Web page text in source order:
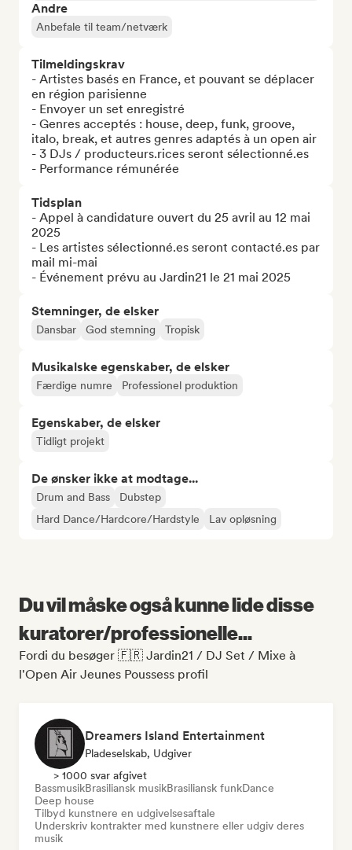
Andre
Anbefale til team/netværk
Tilmeldingskrav
- Artistes basés en France, et pouvant se déplacer
en région parisienne
- Envoyer un set enregistré
- Genres acceptés : house, deep, funk, groove,
italo, break, et autres genres adaptés à un open air
- 3 DJs / producteurs.rices seront sélectionné.es
- Performance rémunérée
Tidsplan
- Appel à candidature ouvert du 25 avril au 12 mai
2025
- Les artistes sélectionné.es seront contacté.es par
mail mi-mai
- Événement prévu au Jardin21 le 21 mai 2025
Stemninger, de elsker
Dansbar God stemning Tropisk
Musikalske egenskaber, de elsker
Færdige numre Professionel produktion
Egenskaber, de elsker
Tidligt projekt
De ønsker ikke at modtage...
Drum and Bass
Dubstep
Hard Dance/Hardcore/Hardstyle
Lav opløsning
Du vil måske også kunne lide disse
kuratorer/professionelle...
Fordi du besøger 🇫🇷 Jardin21 / DJ Set / Mixe à
l'Open Air Jeunes Poussess profil
Dreamers Island Entertainment
Pladeselskab, Udgiver
> 1000 svar afgivet
BassmusikBrasiliansk musikBrasiliansk funkDance
Deep house
Tilbyd kunstnere en udgivelsesaftale
Underskriv kontrakter med kunstnere eller udgiv deres
musik